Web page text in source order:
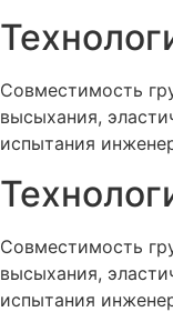
Совместимость
высыхания,
испытания
Совместимость
высыхания,
испытания